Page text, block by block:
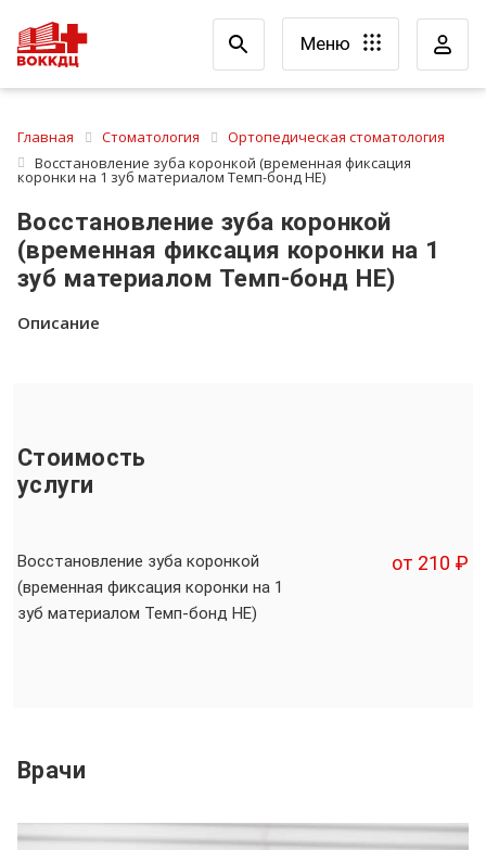
Меню
Главная Стоматология
Ортопедическая стоматология
Восстановление зуба коронкой (временная фиксация
коронки на 1 зуб материалом Темп-бонд НЕ)
Восстановление зуба коронкой
(временная фиксация коронки на 1
зуб материалом Темп-бонд НЕ)
Описание
Стоимость
услуги
Восстановление зуба коронкой
(временная фиксация коронки на 1
зуб материалом Темп-бонд НЕ)
от 210 ₽
Врачи